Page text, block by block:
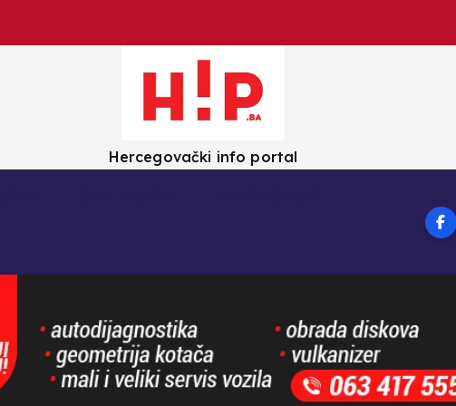
Hercegovački info portal